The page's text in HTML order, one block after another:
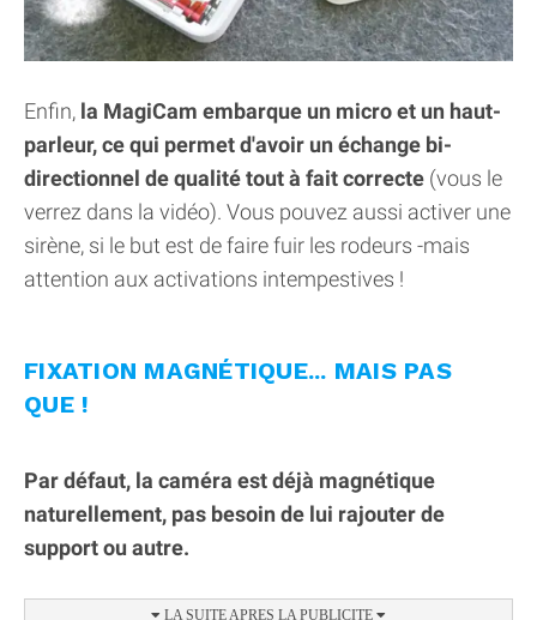
Enfin, la MagiCam embarque un micro et un haut-
parleur, ce qui permet d'avoir un échange bi-
directionnel de qualité tout à fait correcte (vous le
verrez dans la vidéo). Vous pouvez aussi activer une
sirène, si le but est de faire fuir les rodeurs -mais
attention aux activations intempestives !
FIXATION MAGNÉTIQUE... MAIS PAS
QUE !
Par défaut, la caméra est déjà magnétique
naturellement, pas besoin de lui rajouter de
support ou autre.